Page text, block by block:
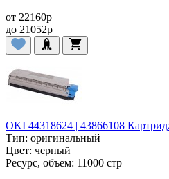
от 22160p
до 21052p
OKI 44318624 | 43866108
Тип: оригинальный
Цвет: черный
Ресурс, объем: 11000 стр